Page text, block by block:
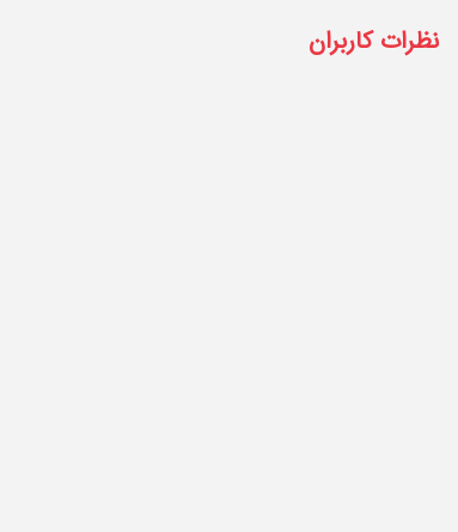
نظرات کاربران